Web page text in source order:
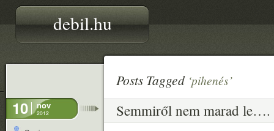
debil.hu
Posts Tagged ‘pihenés’
10 nov
2012 Semmiről nem marad le….